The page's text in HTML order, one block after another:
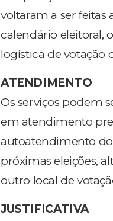
voltaram a ser feitas
calendário eleitoral,
logística de votação
ATENDIMENTO
Os serviços podem
em atendimento
autoatendimento do
próximas eleições,
outro local de
JUSTIFICATIVA